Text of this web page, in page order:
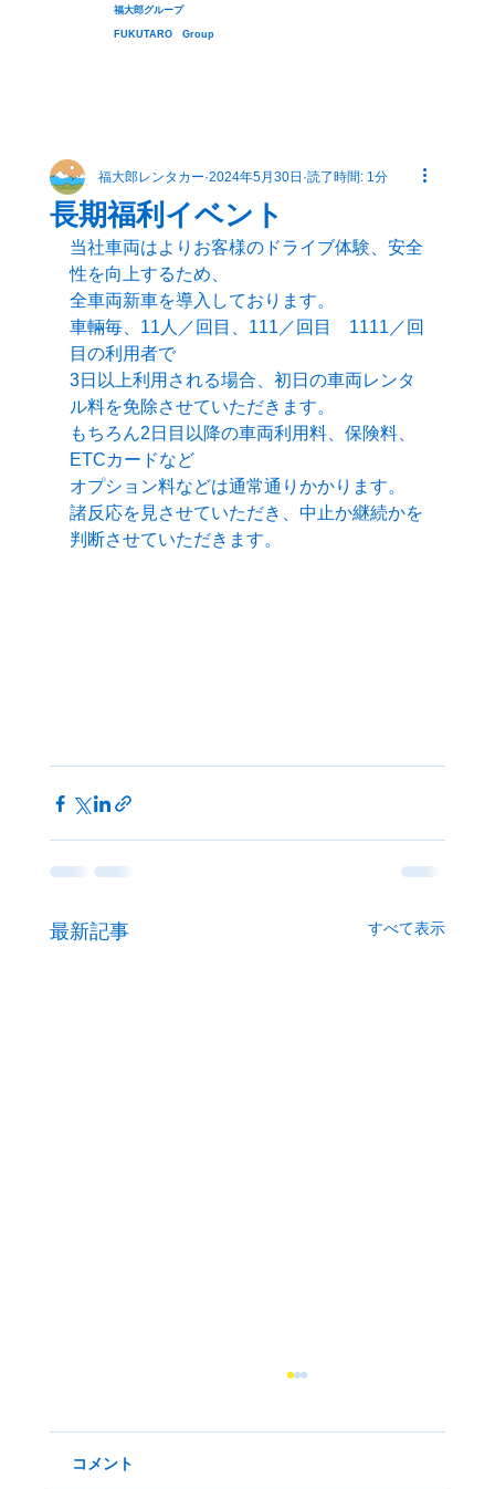
長期福利イベント
福大郎レンタカー 2024年5月30日 読了時間: 1分
当社車両はよりお客様のドライブ体験、安全
性を向上するため、
全車両新車を導入しております。
車輛毎、11人／回目、111／回目　1111／回
目の利用者で
3日以上利用される場合、初日の車両レンタ
ル料を免除させていただきます。
もちろん2日目以降の車両利用料、保険料、
ETCカードなど
オプション料などは通常通りかかります。
諸反応を見させていただき、中止か継続かを
判断させていただきます。
最新記事 すべて表示
6月3日（月）同じく博多港国際ターミナル３F
に位置する レストランウェディング ハーバビ
コメント
福大郎グループ
FUKUTARO Group